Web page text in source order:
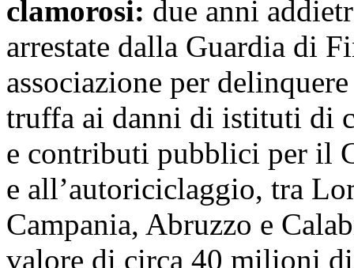
clamorosi: due anni
arrestate dalla Guardia di
associazione per
truffa ai danni di istituti di
e contributi pubblici per il
e all’autoriciclaggio, tra
Campania, Abruzzo e
valore di circa 40 milioni